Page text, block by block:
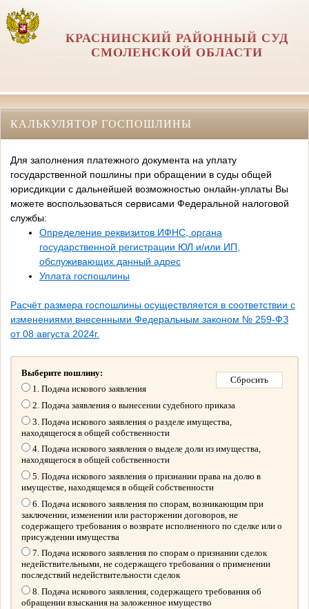
КРАСНИНСКИЙ РАЙОННЫЙ СУД
СМОЛЕНСКОЙ ОБЛАСТИ
КАЛЬКУЛЯТОР ГОСПОШЛИНЫ
Для заполнения платежного документа на уплату
государственной пошлины при обращении в суды общей
юрисдикции с дальнейшей возможностью онлайн-уплаты Вы
можете воспользоваться сервисами Федеральной налоговой
службы:
Определение реквизитов ИФНС, органа
государственной регистрации ЮЛ и/или ИП,
обслуживающих данный адрес
Уплата госпошлины
Расчёт размера госпошлины осуществляется в соответствии с
изменениями внесенными Федеральным законом № 259-ФЗ
от 08 августа 2024г.
Выберите пошлину:
1. Подача искового заявления
2. Подача заявления о вынесении судебного приказа
3. Подача искового заявления о разделе имущества,
находящегося в общей собственности
4. Подача искового заявления о выделе доли из имущества,
находящегося в общей собственности
5. Подача искового заявления о признании права на долю в
имуществе, находящемся в общей собственности
6. Подача искового заявления по спорам, возникающим при
заключении, изменении или расторжении договоров, не
содержащего требования о возврате исполненного по сделке или о
присуждении имущества
7. Подача искового заявления по спорам о признании сделок
недействительными, не содержащего требования о применении
последствий недействительности сделок
8. Подача искового заявления, содержащего требования об
обращении взыскания на заложенное имущество